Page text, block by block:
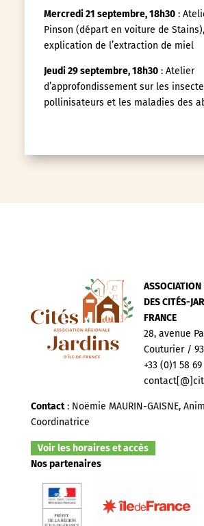
Mercredi 21 septembre, 18h30:
Pinson (départ en voiture de
explication de l’extraction de miel
Jeudi 29 septembre, 18h30: Atelier
d’approfondissement sur les
pollinisateurs et les maladies des
ASSOCIATION
DES CITÉS-
FRANCE
28, avenue
Couturier /
+33 (0)1 58
Contact: Noëmie MAURIN-GAISNE,
Coordinatrice
Voir les horaires et accès
Nos partenaires